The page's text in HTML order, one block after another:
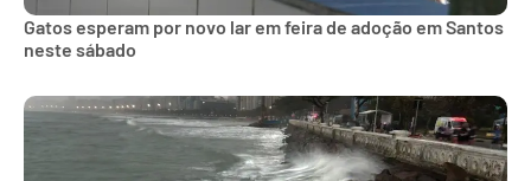
Gatos esperam por novo lar em feira de adoção em Santos
neste sábado